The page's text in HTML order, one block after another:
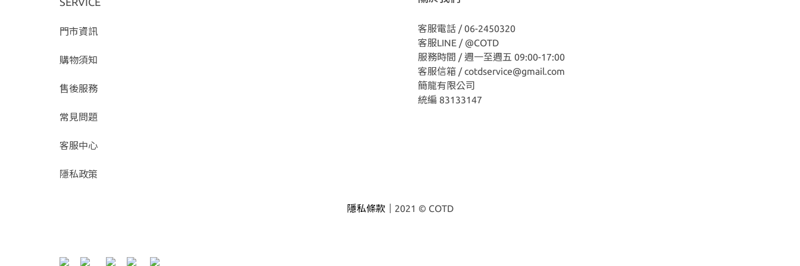
門市資訊
購物須知
售後服務
常見問題
客服中心
隱私政策
客服電話 / 06-2450320
客服LINE /@COTD
服務時間 / 週一至週五 09:00-17:00
客服信箱 / cotdservice@gmail.com
簡龍有限公司
統編 83133147
隱私條款｜ 2021 © COTD